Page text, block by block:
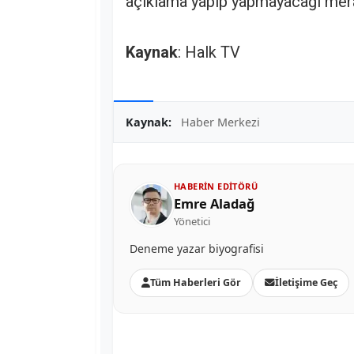
Kaynak: Halk TV
Kaynak: Haber Merkezi
HABERIN EDITÖRÜ
Emre Aladağ
Yönetici
Deneme yazar biyografisi
Tüm Haberleri Gör İletişime Geç